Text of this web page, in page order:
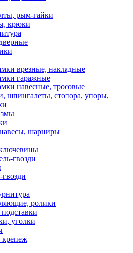
рым-гайки
крюки
врезные, накладные
гаражные
навесные, тросовые
шпингалеты, стопора, упоры,
шарниры
гвозди
ролики
уголки
крепеж